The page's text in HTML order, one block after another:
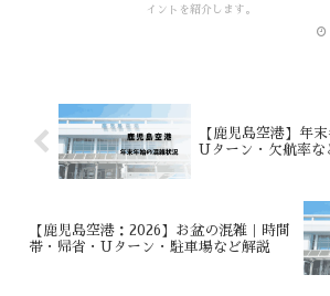
イントを紹介します。
【鹿児島空港】年
Uターン・欠航率な
【鹿児島空港：2026】お盆の混雑｜時間
帯・帰省・Uターン・駐車場など解説